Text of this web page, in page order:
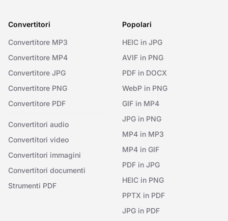
Convertitori
Convertitore MP3
Convertitore MP4
Convertitore JPG
Convertitore PNG
Convertitore PDF
Convertitori audio
Convertitori video
Convertitori immagini
Convertitori documenti
Strumenti PDF
Popolari
HEIC in JPG
AVIF in PNG
PDF in DOCX
WebP in PNG
GIF in MP4
JPG in PNG
MP4 in MP3
MP4 in GIF
PDF in JPG
HEIC in PNG
PPTX in PDF
JPG in PDF